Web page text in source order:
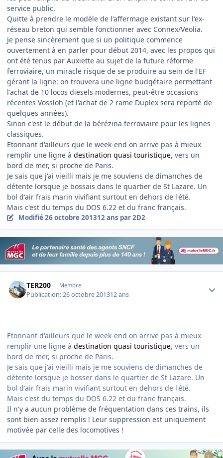
service public.
Quitte à prendre le modèle de l'affermage existant sur l'ex-
réseau breton qui semble fonctionner avec Connex/Veolia.
Je pense sincèrement que si un politique commence
ouvertement à en parler pour début 2014, avec les propos qui
ont été tenus par Auxiette au sujet de la future réforme
ferroviaire, un miracle risque de se produire au sein de l'EF
gérant la ligne: on trouvera une ligne budgétaire permettant
l'achat de 10 locos diesels modernes, peut-être occasions
récentes Vossloh (et l'achat de 2 rame Duplex sera reporté de
quelques années).
Sinon c'est le début de la bérézina ferroviaire pour les lignes
classiques.
Etonnant d'ailleurs que le week-end on arrive pas à mieux
remplir une ligne à destination quasi touristique, vers un
bord de mer, si proche de Paris.
Je sais que j'ai vieilli mais je me souviens de dimanches de
détente lorsque je bossais dans le quartier de St Lazare. Un
bol d'air frais marin vivifiant surtout en dehors de l'été.
Mais c'est du temps du DOS 6.22 et du franc français.
Modifié26 octobre 201312 ans par 2D2
TER200 Membre
Publication:26 octobre 201312 ans
Etonnant d'ailleurs que le week-end on arrive pas à mieux
remplir une ligne à destination quasi touristique, vers un
bord de mer, si proche de Paris.
Je sais que j'ai vieilli mais je me souviens de dimanches de
détente lorsque je bosser dans le quartier de St Lazare. Un
bol d'air frais marin vivifiant surtout en dehors de l'été.
Mais c'est du temps du DOS 6.22 et du franc français.
Il n'y a aucun problème de fréquentation dans ces trains, ils
sont bien assez remplis ! Leur suppression est uniquement
motivée par celle des locomotives !